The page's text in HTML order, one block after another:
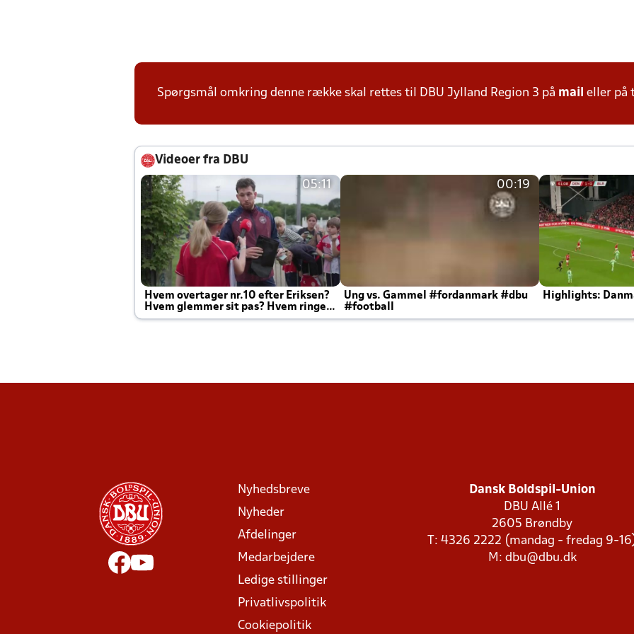
Spørgsmål omkring denne række skal rettes til DBU Jylland Region 3 på mail eller på
Videoer fra DBU
05:11
Hvem overtager nr.10 efter Eriksen?
Hvem glemmer sit pas? Hvem ringer
Joachim altid til efter kampe?
00:19
Ung vs. Gammel #fordanmark #dbu
#football
Highlights:
Nyhedsbreve
Nyheder
Afdelinger
Medarbejdere
Ledige stillinger
Privatlivspolitik
Cookiepolitik
Dansk Boldspil-Union
DBU Allé 1
2605 Brøndby
T: 4326 2222 (mandag - fredag 9-
M: dbu@dbu.dk